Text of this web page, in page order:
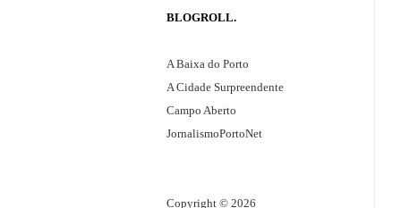
s
o
n
a
l
n
BLOGROLL
A Baixa do Porto
A Cidade Surpreendente
Campo Aberto
JornalismoPortoNet
Copyright © 2026